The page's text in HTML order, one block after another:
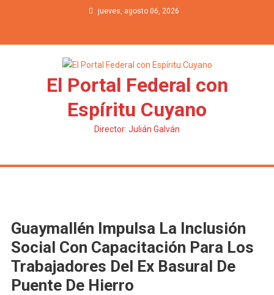
jueves, agosto 06, 2026
El Portal Federal con
Espíritu Cuyano
Director: Julián Galván
Guaymallén Impulsa La Inclusión
Social Con Capacitación Para Los
Trabajadores Del Ex Basural De
Puente De Hierro